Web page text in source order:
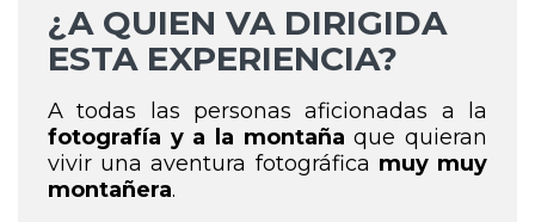
¿A QUIEN VA DIRIGIDA
ESTA EXPERIENCIA?
A todas las personas aficionadas a la
fotografía y a la montaña que quieran
vivir una aventura fotográfica muy muy
montañera.